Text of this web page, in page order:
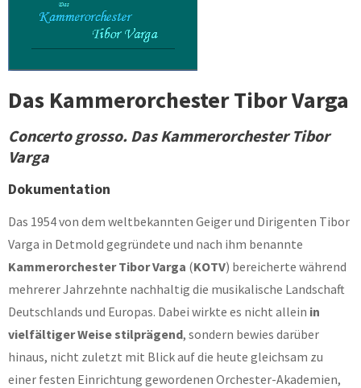
Das Kammerorchester Tibor Varga
Concerto grosso. Das Kammerorchester Tibor
Varga
Dokumentation
Das 1954 von dem weltbekannten Geiger und Dirigenten Tibor
Varga in Detmold gegründete und nach ihm benannte
Kammerorchester Tibor Varga (KOTV) bereicherte während
mehrerer Jahrzehnte nachhaltig die musikalische Landschaft
Deutschlands und Europas. Dabei wirkte es nicht allein in
vielfältiger Weise stilprägend, sondern bewies darüber
hinaus, nicht zuletzt mit Blick auf die heute gleichsam zu
einer festen Einrichtung gewordenen Orchester-Akademien,